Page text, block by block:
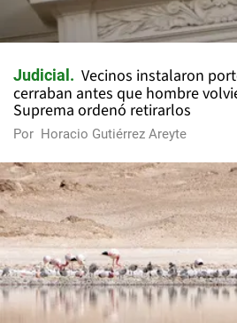
Judicial
Vecinos instalaron
cerraban antes que hombre
Suprema ordenó retirarlos
Por Horacio Gutiérrez Areyte